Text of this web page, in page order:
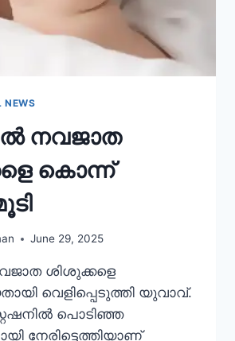
NEWS
നവജാത
കൊന്ന്
June 29, 2025
ശിശുക്കളെ
വെളിപ്പെടുത്തി യുവാവ്.
പൊടിഞ്ഞ
നേരിട്ടെത്തിയാണ്